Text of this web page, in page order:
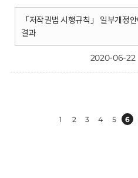
「저작권법 시행규칙」 일부개정
결과
2020-06-22
1 2 3 4 5 6